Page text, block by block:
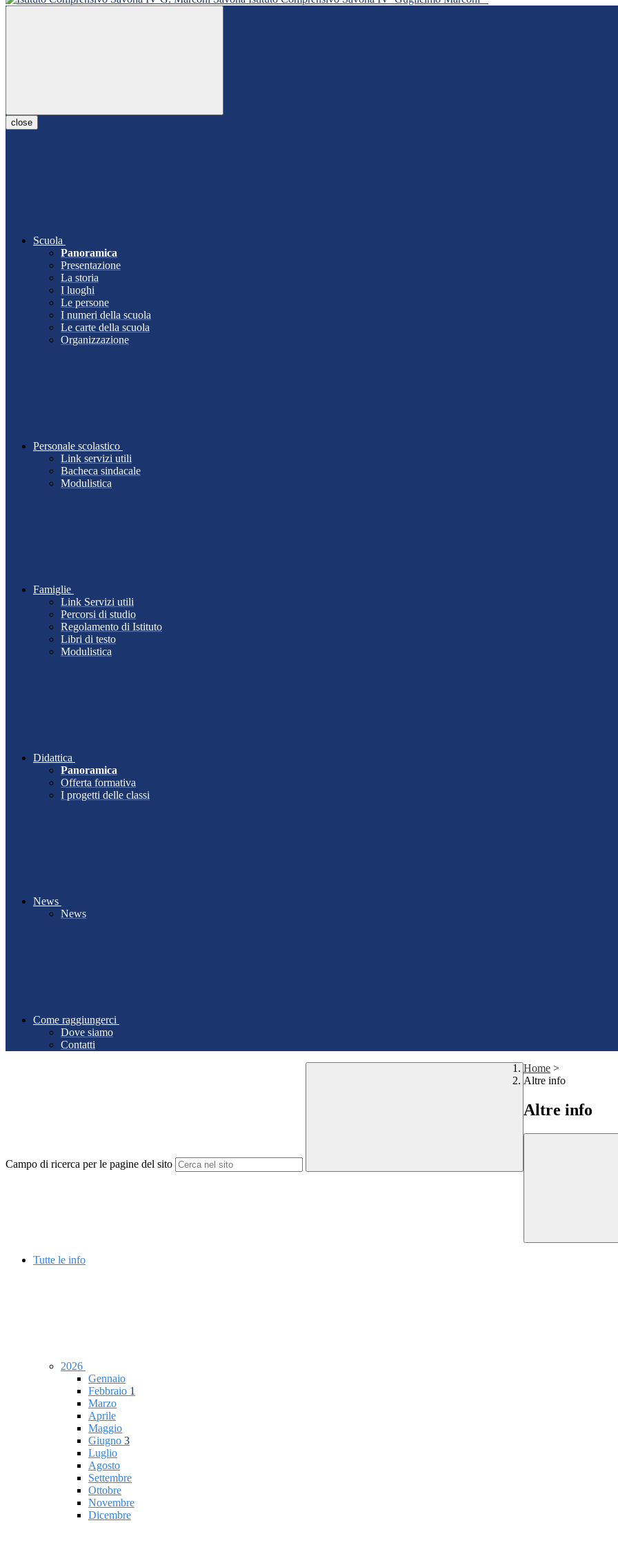
close
Scuola
Panoramica
Presentazione
La storia
I luoghi
Le persone
I numeri della scuola
Le carte della scuola
Organizzazione
Personale scolastico
Link servizi utili
Bacheca sindacale
Modulistica
Famiglie
Link Servizi utili
Percorsi di studio
Regolamento di Istituto
Libri di testo
Modulistica
Didattica
Panoramica
Offerta formativa
I progetti delle classi
News
News
Come raggiungerci
Dove siamo
Contatti
Campo di ricerca per le pagine del sito
Home >
Altre info
Altre info
Tutte le info
2026
Gennaio
Febbraio 1
Marzo
Aprile
Maggio
Giugno 3
Luglio
Agosto
Settembre
Ottobre
Novembre
Dicembre